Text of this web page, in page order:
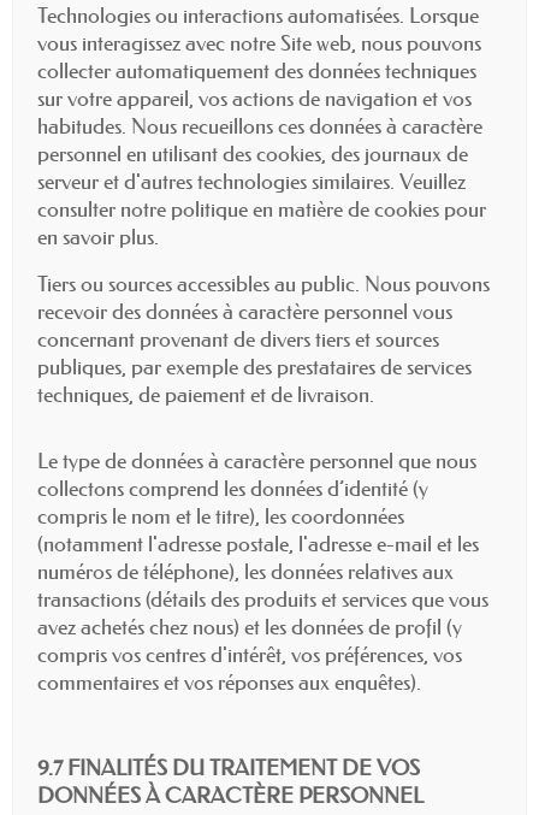
Technologies ou interactions automatisées. Lorsque
vous interagissez avec notre Site web, nous pouvons
collecter automatiquement des données techniques
sur votre appareil, vos actions de navigation et vos
habitudes. Nous recueillons ces données à caractère
personnel en utilisant des cookies, des journaux de
serveur et d'autres technologies similaires. Veuillez
consulter notre politique en matière de cookies pour
en savoir plus.
Tiers ou sources accessibles au public. Nous pouvons
recevoir des données à caractère personnel vous
concernant provenant de divers tiers et sources
publiques, par exemple des prestataires de services
techniques, de paiement et de livraison.
Le type de données à caractère personnel que nous
collectons comprend les données d’identité (y
compris le nom et le titre), les coordonnées
(notamment l'adresse postale, l'adresse e-mail et les
numéros de téléphone), les données relatives aux
transactions (détails des produits et services que vous
avez achetés chez nous) et les données de profil (y
compris vos centres d'intérêt, vos préférences, vos
commentaires et vos réponses aux enquêtes).
9.7 FINALITÉS DU TRAITEMENT DE VOS
DONNÉES À CARACTÈRE PERSONNEL